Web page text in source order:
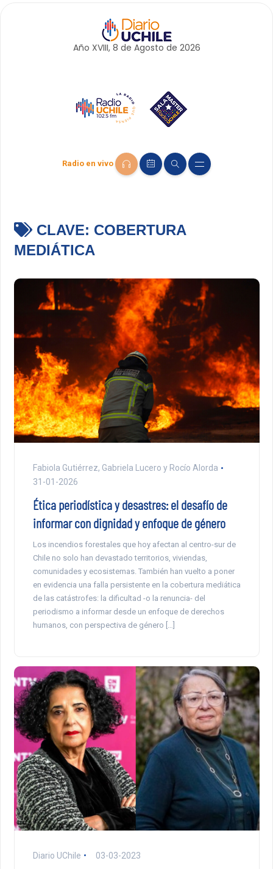
Año XVIII, 8 de Agosto de 2026
Radio en vivo
CLAVE: COBERTURA
MEDIÁTICA
Fabiola Gutiérrez, Gabriela Lucero y Rocío Alorda
31-01-2026
Ética periodística y desastres: el desafío de
informar con dignidad y enfoque de género
Los incendios forestales que hoy afectan al centro-sur de
Chile no solo han devastado territorios, viviendas,
comunidades y ecosistemas. También han vuelto a poner
en evidencia una falla persistente en la cobertura mediática
de las catástrofes: la dificultad -o la renuncia- del
periodismo a informar desde un enfoque de derechos
humanos, con perspectiva de género […]
Diario UChile 03-03-2023